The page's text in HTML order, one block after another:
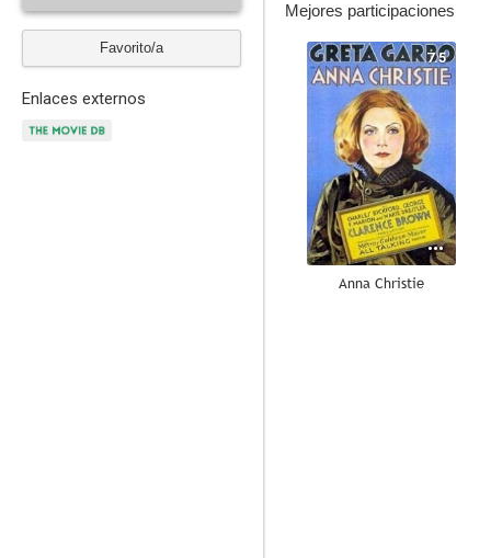
Favorito/a
Enlaces externos
Mejores participaciones
7.5
Anna Christie